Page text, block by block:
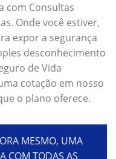
com Consultas
Onde você estiver,
expor a segurança
desconhecimento
de Vida
cotação em nosso
o plano oferece.
MESMO, UMA
COM TODAS AS